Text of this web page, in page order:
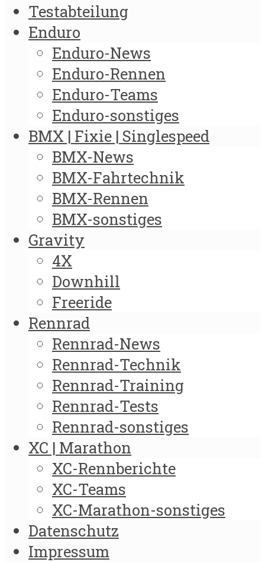
Testabteilung
Enduro
Enduro-News
Enduro-Rennen
Enduro-Teams
Enduro-sonstiges
BMX | Fixie | Singlespeed
BMX-News
BMX-Fahrtechnik
BMX-Rennen
BMX-sonstiges
Gravity
4X
Downhill
Freeride
Rennrad
Rennrad-News
Rennrad-Technik
Rennrad-Training
Rennrad-Tests
Rennrad-sonstiges
XC | Marathon
XC-Rennberichte
XC-Teams
XC-Marathon-sonstiges
Datenschutz
Impressum